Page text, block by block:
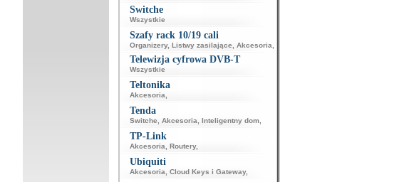
Switche
Wszystkie
Szafy rack 10/19 cali
Organizery, Listwy zasilające Akcesoria
Telewizja cyfrowa DVB-T
Wszystkie
Teltonika
Akcesoria
Tenda
Switche Akcesoria Inteligentny dom,
TP-Link
Akcesoria Routery,
Ubiquiti
Akcesoria Cloud Keys i Gateway,